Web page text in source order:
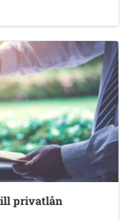
privatlån